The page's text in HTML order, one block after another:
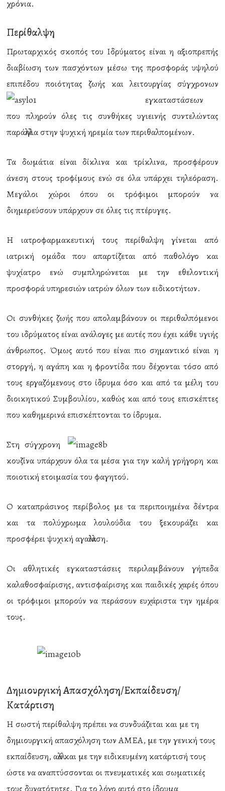
χρόνια.
Περίθαλψη
Πρωταρχικός σκοπός του Ιδρύματος είναι η αξιοπρεπής
διαβίωση των πασχόντων μέσω της προσφοράς υψηλού
επιπέδου ποιότητας ζωής και λειτουργίας σύγχρονων
εγκαταστάσεων
που πληρούν όλες τις συνθήκες υγιεινής συντελώντας
παράλληλα στην ψυχική ηρεμία των περιθαλπομένων.
Τα δωμάτια είναι δίκλινα και τρίκλινα, προσφέρουν
άνεση στους τροφίμους ενώ σε όλα υπάρχει τηλεόραση.
Μεγάλοι χώροι όπου οι τρόφιμοι μπορούν να
διημερεύσουν υπάρχουν σε όλες τις πτέρυγες.
Η ιατροφαρμακευτική τους περίθαλψη γίνεται από
ιατρική ομάδα που απαρτίζεται από παθολόγο και
ψυχίατρο ενώ συμπληρώνεται με την εθελοντική
προσφορά υπηρεσιών ιατρών όλων των ειδικοτήτων.
Οι συνθήκες ζωής που απολαμβάνουν οι περιθαλπόμενοι
του ιδρύματος είναι ανάλογες με αυτές που έχει κάθε υγιής
άνθρωπος. Όμως αυτό που είναι πιο σημαντικό είναι η
στοργή, η αγάπη και η φροντίδα που δέχονται τόσο από
τους εργαζόμενους στο ίδρυμα όσο και από τα μέλη του
διοικητικού Συμβουλίου, καθώς και από τους επισκέπτες
που καθημερινά επισκέπτονται το ίδρυμα.
Στη σύγχρονη
κουζίνα υπάρχουν όλα τα μέσα για την καλή γρήγορη και
ποιοτική ετοιμασία του φαγητού.
Ο καταπράσινος περίβολος με τα περιποιημένα δέντρα
και τα πολύχρωμα λουλούδια του ξεκουράζει και
προσφέρει ψυχική αγαλλίαση.
Οι αθλητικές εγκαταστάσεις περιλαμβάνουν γήπεδα
καλαθοσφαίρισης, αντισφαίρισης και παιδικές χαρές όπου
οι τρόφιμοι μπορούν να περάσουν ευχάριστα την ημέρα
τους.
Δημιουργική Απασχόληση/Εκπαίδευση/
Κατάρτιση
Η σωστή περίθαλψη πρέπει να συνδυάζεται και με τη
δημιουργική απασχόληση των ΑΜΕΑ, με την γενική τους
εκπαίδευση, αλλά και με την ειδικευμένη κατάρτισή τους
ώστε να αναπτύσσονται οι πνευματικές και σωματικές
τους δυνατότητες. Για το λόγο αυτό στο ίδρυμα